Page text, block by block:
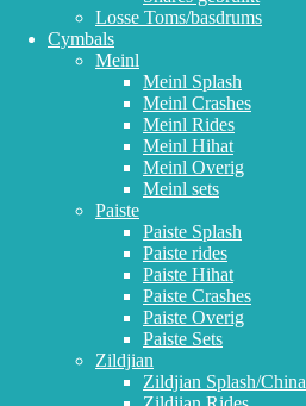
Losse Toms/basdrums
Cymbals
Meinl
Meinl Splash
Meinl Crashes
Meinl Rides
Meinl Hihat
Meinl Overig
Meinl sets
Paiste
Paiste Splash
Paiste rides
Paiste Hihat
Paiste Crashes
Paiste Overig
Paiste Sets
Zildjian
Zildjian Splash/China